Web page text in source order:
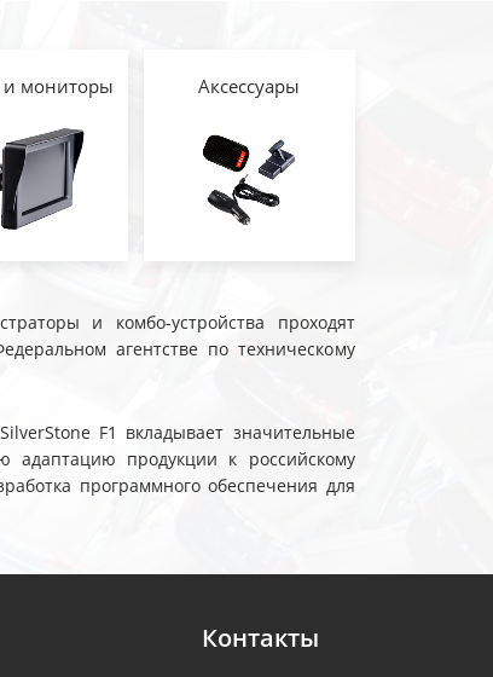
мониторы Аксессуары
и комбо-устройства проходят
агентстве по техническому
F1 вкладывает значительные
адаптацию продукции к российскому
программного обеспечения для
Контакты